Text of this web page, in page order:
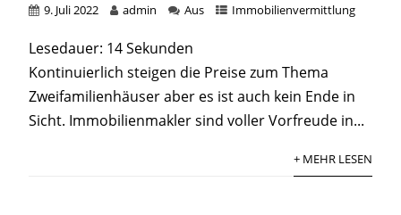
9. Juli 2022 admin Aus Immobilienvermittlung
Lesedauer: 14 Sekunden
Kontinuierlich steigen die Preise zum Thema
Zweifamilienhäuser aber es ist auch kein Ende in
Sicht. Immobilienmakler sind voller Vorfreude in...
+ MEHR LESEN